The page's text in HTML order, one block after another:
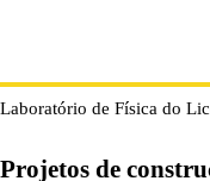
Laboratório de Física do
Projetos de